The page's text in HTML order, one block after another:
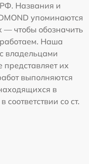
РФ. Названия и
упоминаются
чтобы обозначить
Наша
владельцами
их
выполняются
в
со ст.